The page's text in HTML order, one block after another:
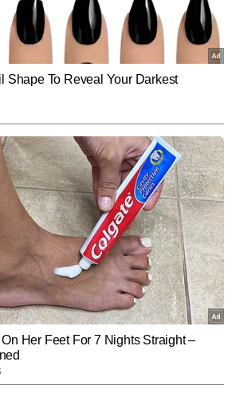
AUTHOR
को पत्रकारिता के क्षेत्र में 10 साल का अनुभव है। इन्होंने अपने
प्रतिष्ठित न्यूजपेपर में फील्ड रिपोर्टिंग से की थी। मोहित ने
डिजिटल तीनों प्लेटफॉर्म पर काम किया है। देश-विदेश,
और आध्यात्मिक विषयों में गहरी रुचि रखने वाले मोहित ने ज्योतिष
अध्ययन किया है। मोहित के आलेख लाइफस्टाइल, हेल्थ, न्यूज, धर्म,
पर गहरी शोध और प्रामाणिकता पर आधारित होते हैं और इन
12,000 से अधिक आर्टिकल लिख चुके हैं।
और पढ़ें
to our daily Newsletter!
SUBMIT